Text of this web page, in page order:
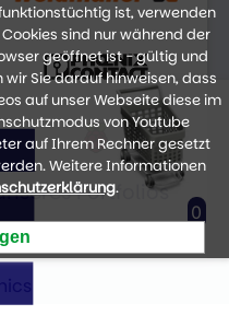
Portfolios
ist, verwenden
sind nur während der
geöffnet ist - gültig und
Sie darauf hinweisen, dass
auf unser Webseite diese im
von Youtube
auf Ihrem Rechner gesetzt
Weitere Informationen
.
0